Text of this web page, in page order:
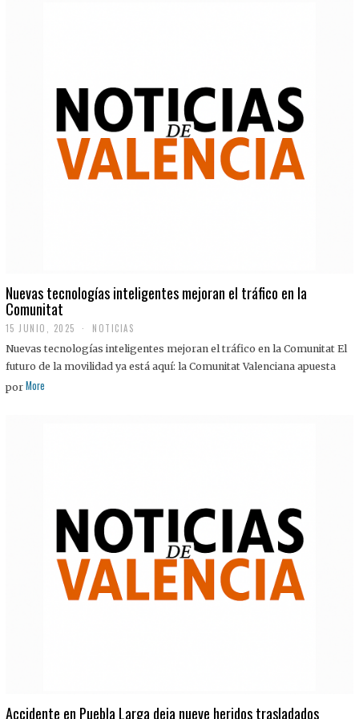
Nuevas tecnologías inteligentes mejoran el tráfico en la
Comunitat
15 JUNIO, 2025 NOTICIAS
Nuevas tecnologías inteligentes mejoran el tráfico en la Comunitat El
futuro de la movilidad ya está aquí: la Comunitat Valenciana apuesta
por More
Accidente en Puebla Larga deja nueve heridos trasladados